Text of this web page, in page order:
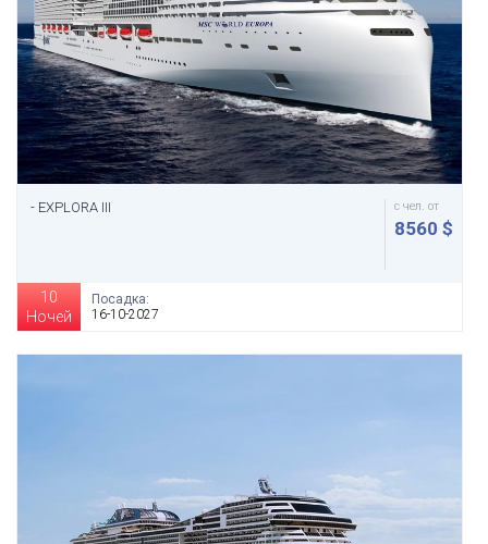
- EXPLORA III с чел. от
8560 $
10
Ночей
Посадка:
16-10-2027